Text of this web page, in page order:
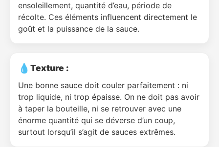
ensoleillement, quantité d’eau, période de
récolte. Ces éléments influencent directement le
goût et la puissance de la sauce.
💧 Texture :
Une bonne sauce doit couler parfaitement : ni
trop liquide, ni trop épaisse. On ne doit pas avoir
à taper la bouteille, ni se retrouver avec une
énorme quantité qui se déverse d’un coup,
surtout lorsqu’il s’agit de sauces extrêmes.